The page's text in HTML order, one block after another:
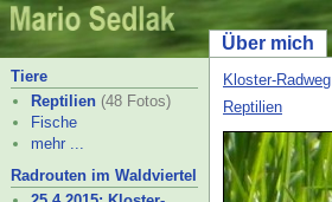
Über mich
Tiere
Reptilien (48 Fotos)
Fische
mehr ...
Radrouten im Waldviertel
Kloster-Radweg
Reptilien